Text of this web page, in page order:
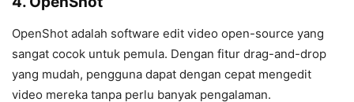
OpenShot adalah software edit video open-source yang
sangat cocok untuk pemula. Dengan fitur drag-and-drop
yang mudah, pengguna dapat dengan cepat mengedit
video mereka tanpa perlu banyak pengalaman.